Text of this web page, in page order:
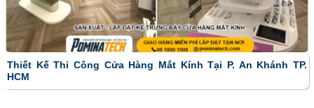
Thiết Kế Thi Công Cửa Hàng Mắt Kính Tại P. An Khánh TP.
HCM